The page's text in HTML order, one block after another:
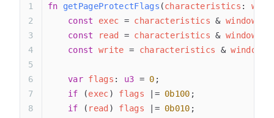
fn getPageProtectFlags (characteristics :
    const
exec = characteristics & windows
    const
read = characteristics & windows
    const
write = characteristics & windows
    var
flags : u3 = 0 ;
    if
(exec) flags |= 0b100 ;
    if
( read ) flags |= 0b010 ;